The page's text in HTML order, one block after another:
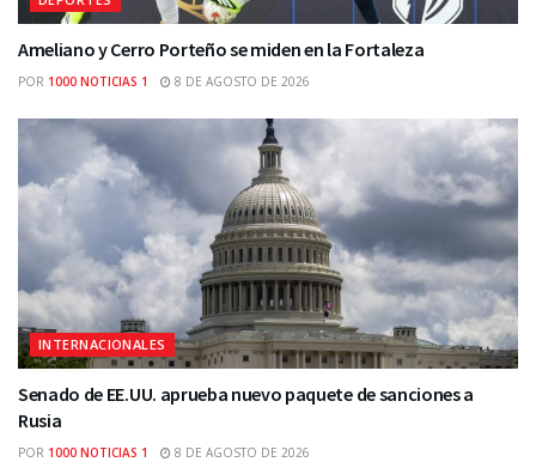
Ameliano y Cerro Porteño se miden en la Fortaleza
POR 1000 NOTICIAS 1 8 DE AGOSTO DE 2026
INTERNACIONALES
Senado de EE.UU. aprueba nuevo paquete de sanciones a
Rusia
POR 1000 NOTICIAS 1 8 DE AGOSTO DE 2026